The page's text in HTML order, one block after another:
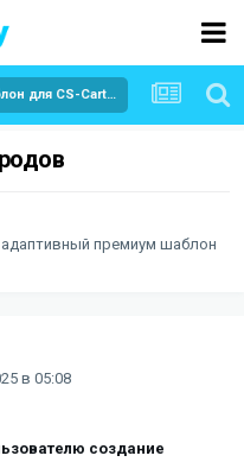
UniTheme2 - адаптивный премиум шаблон для CS-Cart и Multi-Vendor
адаптивный премиум шаблон
в 05:08
создание